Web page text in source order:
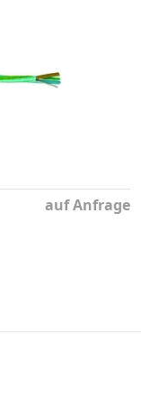
auf Anfrage